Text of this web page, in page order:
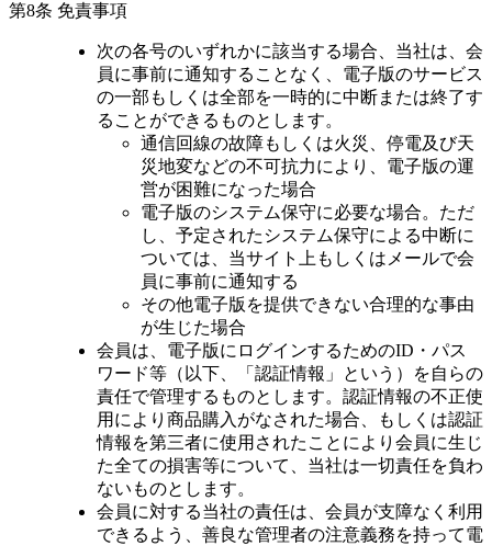
第8条 免責事項
次の各号のいずれかに該当する場合、当社は、会
員に事前に通知することなく、電子版のサービス
の一部もしくは全部を一時的に中断または終了す
ることができるものとします。
通信回線の故障もしくは火災、停電及び天
災地変などの不可抗力により、電子版の運
営が困難になった場合
電子版のシステム保守に必要な場合。ただ
し、予定されたシステム保守による中断に
ついては、当サイト上もしくはメールで会
員に事前に通知する
その他電子版を提供できない合理的な事由
が生じた場合
会員は、電子版にログインするためのID・パス
ワード等（以下、「認証情報」という）を自らの
責任で管理するものとします。認証情報の不正使
用により商品購入がなされた場合、もしくは認証
情報を第三者に使用されたことにより会員に生じ
た全ての損害等について、当社は一切責任を負わ
ないものとします。
会員に対する当社の責任は、会員が支障なく利用
できるよう、善良な管理者の注意義務を持って電